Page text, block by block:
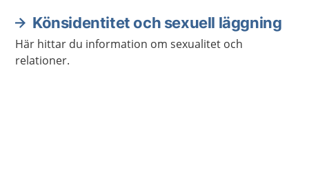
Könsidentitet och sexuell läggning
Här hittar du information om sexualitet och
relationer.